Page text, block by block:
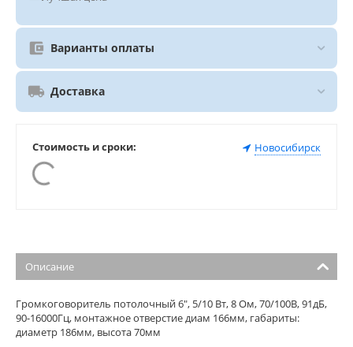
Варианты оплаты
Доставка
Стоимость и сроки: Новосибирск
Описание
Громкоговоритель потолочный 6", 5/10 Вт, 8 Ом, 70/100В, 91дБ,
90-16000Гц, монтажное отверстие диам 166мм, габариты:
диаметр 186мм, высота 70мм